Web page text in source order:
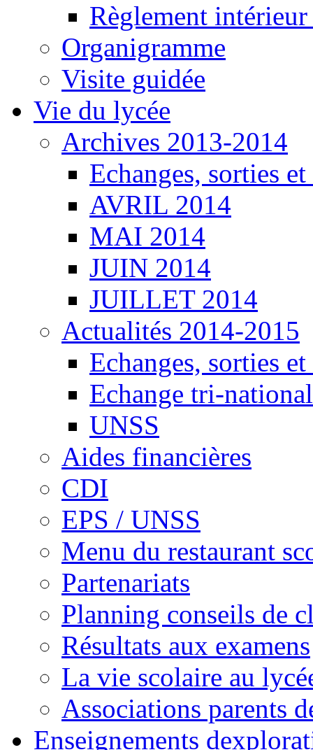
Règlement
Organigramme
Visite guidée
Vie du lycée
Archives 2013-2014
Echanges, sorties
AVRIL 2014
MAI 2014
JUIN 2014
JUILLET 2014
Actualités 2014-2015
Echanges, sorties
Echange tri-national
UNSS
Aides financières
CDI
EPS / UNSS
Menu du restaurant
Partenariats
Planning conseils de
Résultats aux examens
La vie scolaire au
Associations parents
Enseignements